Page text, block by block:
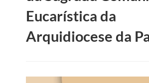
Eucarística da
Arquidiocese da